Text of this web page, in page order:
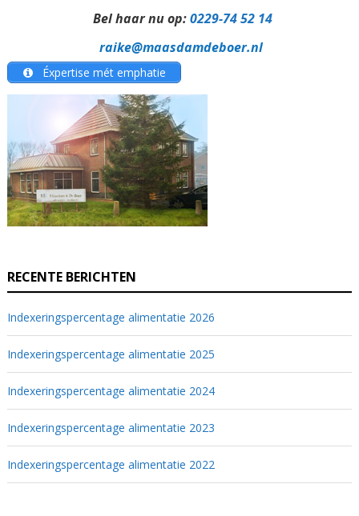
Bel haar nu op:0229-74 52 14
raike@maasdamdeboer.nl
Éxpertise mét emphatie
RECENTE BERICHTEN
Indexeringspercentage alimentatie 2026
Indexeringspercentage alimentatie 2025
Indexeringspercentage alimentatie 2024
Indexeringspercentage alimentatie 2023
Indexeringspercentage alimentatie 2022